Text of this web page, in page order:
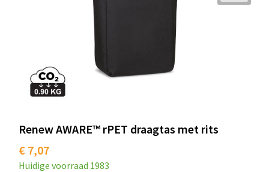
Renew AWARE™ rPET draagtas met rits
€ 7,07
Huidige voorraad 1983